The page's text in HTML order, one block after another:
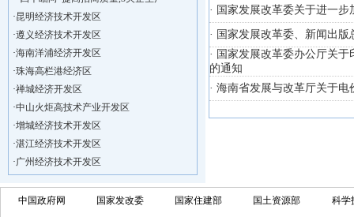
昆明经济技术开发区
遵义经济技术开发区
海南洋浦经济开发区
珠海高栏港经济区
禅城经济开发区
中山火炬高技术产业开发区
增城经济技术开发区
湛江经济技术开发区
广州经济技术开发区
·广州南沙经济技术开发区
大亚湾经济技术开发区
· 国家发展改革委关于进一
· 国家发展改革委、新闻出
· 国家发展改革委办公厅关
的通知
· 海南省发展与改革厅关于
中国政府网 国家发改委 国家住建部 国土资源部 科学